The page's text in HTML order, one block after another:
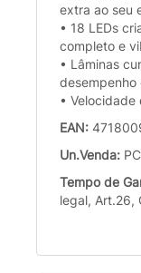
extra ao seu
• 18 LEDs
completo e
• Lâminas
desempenho
•
EAN:
Un.Venda:
Tempo de
legal, Art.26,